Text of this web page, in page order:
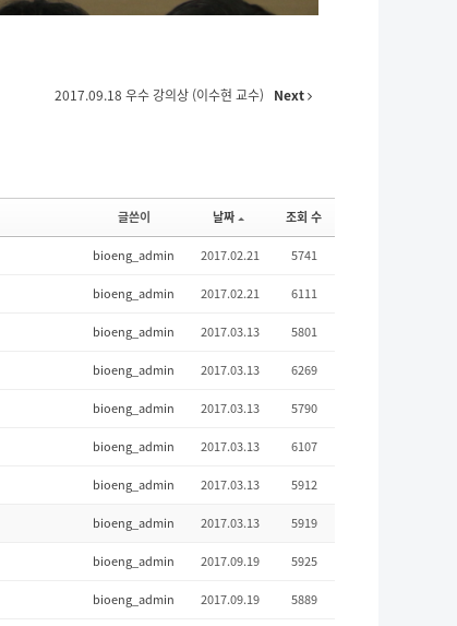
2017.09.18 우수 강의상 (이수현 교수) Next
글쓴이 날짜 조회 수
bioeng_admin 2017.02.21 5741
bioeng_admin 2017.02.21 6111
bioeng_admin 2017.03.13 5801
bioeng_admin 2017.03.13 6269
bioeng_admin 2017.03.13 5790
bioeng_admin 2017.03.13 6107
bioeng_admin 2017.03.13 5912
bioeng_admin 2017.03.13 5919
bioeng_admin 2017.09.19 5925
bioeng_admin 2017.09.19 5889